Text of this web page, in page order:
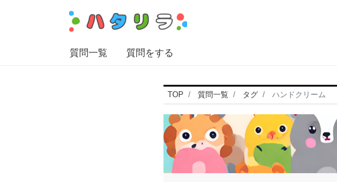
質問一覧 質問をする
TOP 質問一覧 タグ ハンドクリーム